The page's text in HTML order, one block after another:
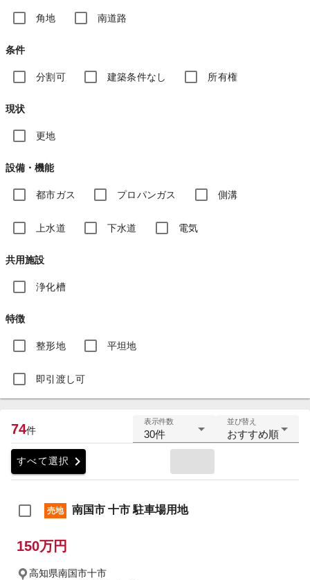
角地 南道路
条件
分割可 建築条件なし 所有権
現状
更地
設備・機能
都市ガス プロパンガス 側溝
上水道 下水道 電気
共用施設
浄化槽
特徴
整形地 平坦地
即引渡し可
74件
表示件数
30件
並び替え
おすすめ順
すべて選択 chevron_right
売地 南国市 十市 駐車場用地
150万円
高知県南国市十市